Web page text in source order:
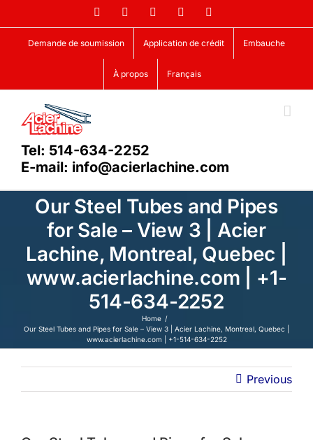
to
content
FacebookLinkedIn YouTube
Demande de soumission Application de crédit Embauche
À propos Français
Tel: 514-634-2252
E-mail: info@acierlachine.com
Our Steel Tubes and Pipes
for Sale – View 3 | Acier
Lachine, Montreal, Quebec |
www.acierlachine.com | +1-
514-634-2252
Home
Our Steel Tubes and Pipes for Sale – View 3 | Acier Lachine, Montreal, Quebec |
www.acierlachine.com | +1-514-634-2252
Previous